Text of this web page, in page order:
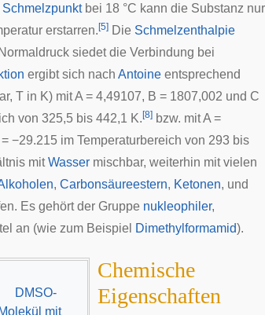
Schmelzpunktbei 18 °C kann die Substanz nur
erstarren.[5] Die Schmelzenthalpie
siedet die Verbindung bei
ergibt sich nach Antoine entsprechend
T in K) mit A = 4,49107, B = 1807,002 und C
von 325,5 bis 442,1 K.[8] bzw. mit A =
−29.215 im Temperaturbereich von 293 bis
mitWasser mischbar, weiterhin mit vielen
, Carbonsäureestern, Ketonen, und
. Es gehört der Gruppe nukleophiler,
an (wie zum Beispiel
Dimethylformamid).
Chemische
Eigenschaften